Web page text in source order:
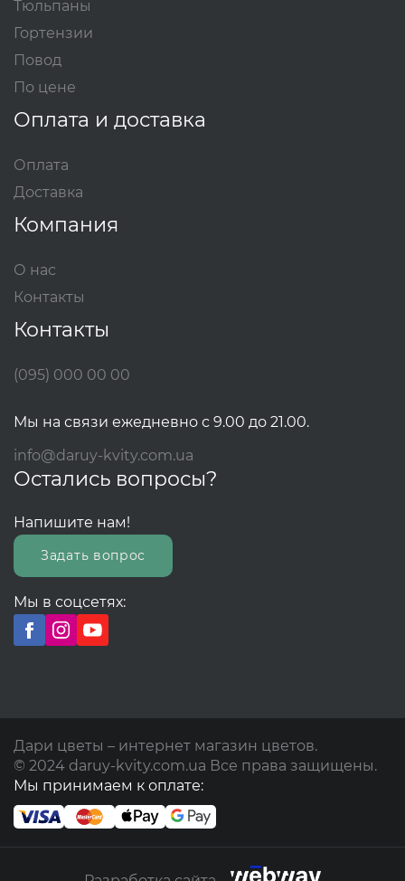
Тюльпаны
Гортензии
Повод
По цене
Оплата и доставка
Оплата
Доставка
Компания
О нас
Контакты
Контакты
(095) 000 00 00
Мы на связи ежедневно с 9.00 до 21.00.
info@daruy-kvity.com.ua
Остались вопросы?
Напишите нам!
Задать вопрос
Мы в соцсетях:
Дари цветы – интернет магазин цветов.
© 2024 daruy-kvity.com.ua Все права защищены.
Мы принимаем к оплате: